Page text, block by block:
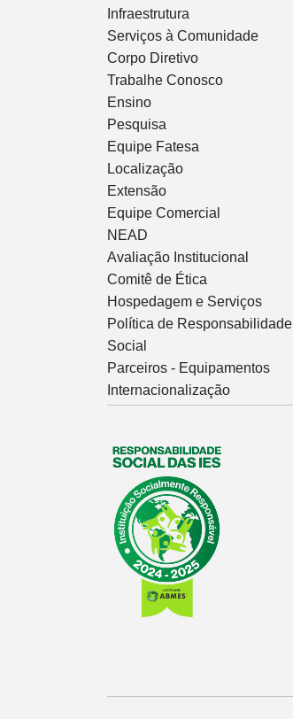
Infraestrutura
Serviços à Comunidade
Corpo Diretivo
Trabalhe Conosco
Ensino
Pesquisa
Equipe Fatesa
Localização
Extensão
Equipe Comercial
NEAD
Avaliação Institucional
Comitê de Ética
Hospedagem e Serviços
Política de Responsabilidade
Social
Parceiros - Equipamentos
Internacionalização